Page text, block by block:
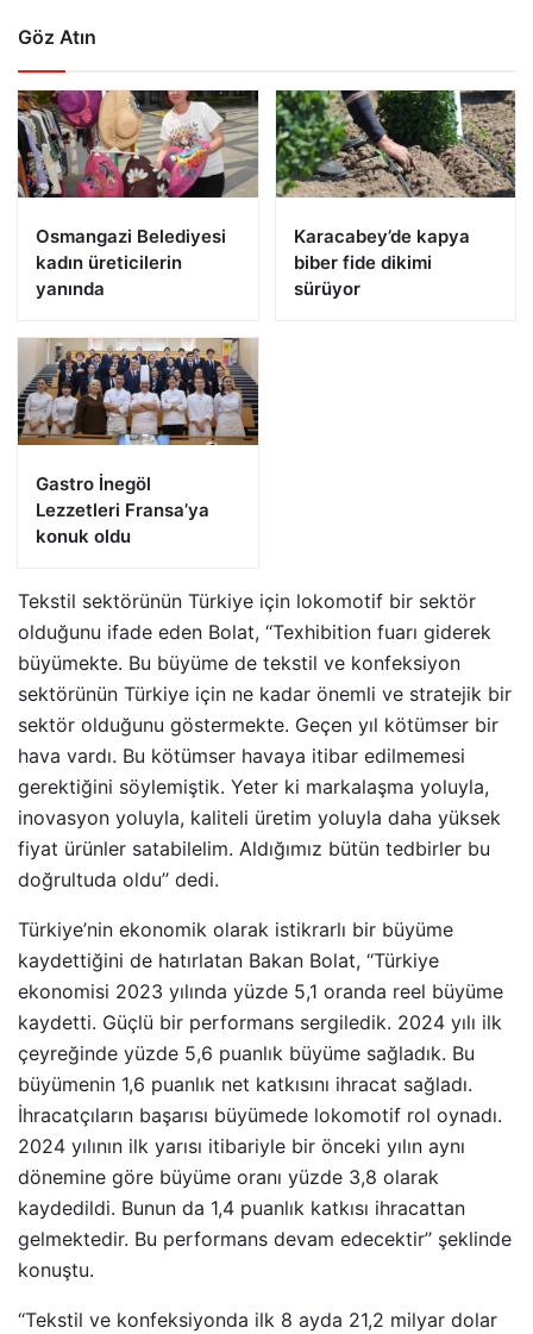
Göz Atın
Osmangazi Belediyesi
kadın üreticilerin
yanında
Karacabey’de kapya
biber fide dikimi
sürüyor
Gastro İnegöl
Lezzetleri Fransa’ya
konuk oldu
Tekstil sektörünün Türkiye için lokomotif bir sektör
olduğunu ifade eden Bolat, ‘‘Texhibition fuarı giderek
büyümekte. Bu büyüme de tekstil ve konfeksiyon
sektörünün Türkiye için ne kadar önemli ve stratejik bir
sektör olduğunu göstermekte. Geçen yıl kötümser bir
hava vardı. Bu kötümser havaya itibar edilmemesi
gerektiğini söylemiştik. Yeter ki markalaşma yoluyla,
inovasyon yoluyla, kaliteli üretim yoluyla daha yüksek
fiyat ürünler satabilelim. Aldığımız bütün tedbirler bu
doğrultuda oldu’’ dedi.
Türkiye’nin ekonomik olarak istikrarlı bir büyüme
kaydettiğini de hatırlatan Bakan Bolat, ‘‘Türkiye
ekonomisi 2023 yılında yüzde 5,1 oranda reel büyüme
kaydetti. Güçlü bir performans sergiledik. 2024 yılı ilk
çeyreğinde yüzde 5,6 puanlık büyüme sağladık. Bu
büyümenin 1,6 puanlık net katkısını ihracat sağladı.
İhracatçıların başarısı büyümede lokomotif rol oynadı.
2024 yılının ilk yarısı itibariyle bir önceki yılın aynı
dönemine göre büyüme oranı yüzde 3,8 olarak
kaydedildi. Bunun da 1,4 puanlık katkısı ihracattan
gelmektedir. Bu performans devam edecektir’’ şeklinde
konuştu.
‘‘Tekstil ve konfeksiyonda ilk 8 ayda 21,2 milyar dolar